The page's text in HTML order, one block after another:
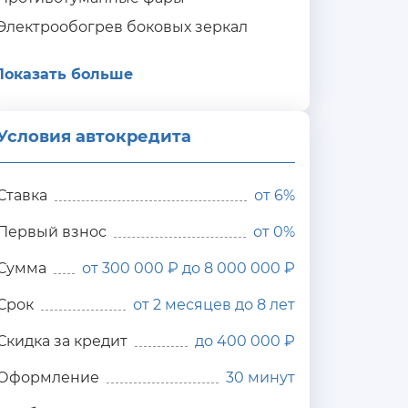
боковых зеркал
больше
автокредита
от 6%
взнос от 0%
от 300 000 ₽ до 8 000 000 ₽
от 2 месяцев до 8 лет
за кредит до 400 000 ₽
30 минут